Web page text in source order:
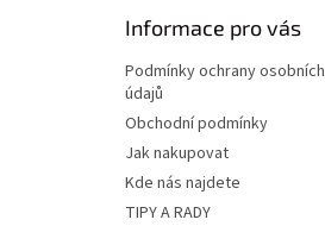
Informace pro vás
Podmínky ochrany osobních
údajů
Obchodní podmínky
Jak nakupovat
Kde nás najdete
TIPY A RADY